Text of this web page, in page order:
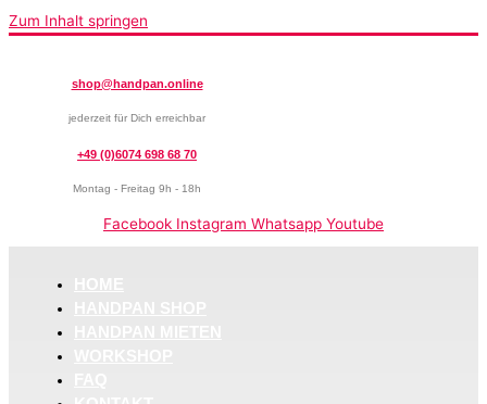
Zum Inhalt springen
shop@handpan.online
jederzeit für Dich erreichbar
+49 (0)6074 698 68 70
Montag - Freitag 9h - 18h
Facebook Instagram Whatsapp Youtube